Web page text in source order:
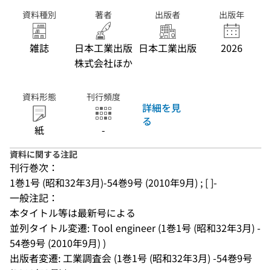
資料種別
雑誌
著者
日本工業出版
株式会社ほか
出版者
日本工業出版
出版年
2026
資料形態
紙
刊行頻度
-
詳細を見
る
資料に関する注記
刊行巻次：
1巻1号 (昭和32年3月)-54巻9号 (2010年9月) ; [ ]-
一般注記：
本タイトル等は最新号による
並列タイトル変遷: Tool engineer (1巻1号 (昭和32年3月) -
54巻9号 (2010年9月) )
出版者変遷: 工業調査会 (1巻1号 (昭和32年3月) -54巻9号